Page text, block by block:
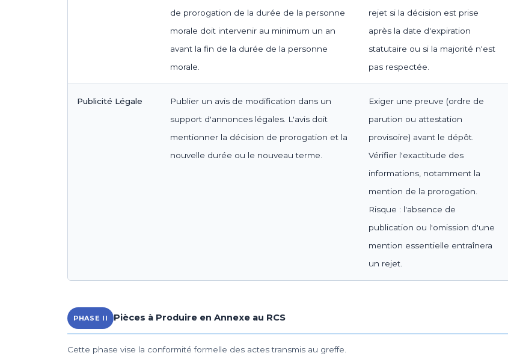
de prorogation de la durée de la personne
morale doit intervenir au minimum un an
avant la fin de la durée de la personne
morale.
rejet si la décision est prise
après la date d'expiration
statutaire ou si la majorité n'est
pas respectée.
Publicité Légale
Publier un avis de modification dans un
support d'annonces légales. L'avis doit
mentionner la décision de prorogation et la
nouvelle durée ou le nouveau terme.
Exiger une preuve (ordre de
parution ou attestation
provisoire) avant le dépôt.
Vérifier l'exactitude des
informations, notamment la
mention de la prorogation.
Risque : l'absence de
publication ou l'omission d'une
mention essentielle entraînera
un rejet.
PHASE II Pièces à Produire en Annexe au RCS
Cette phase vise la conformité formelle des actes transmis au greffe.